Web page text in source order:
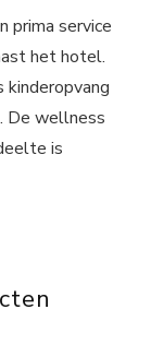
prima service
het hotel.
De wellness
is